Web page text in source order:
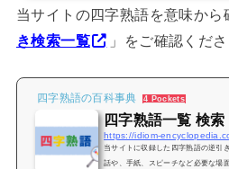
覧ください。二字熟語から座右の銘
一覧】二字熟語ランキング１００を
当サイトの四字熟語を意味か
き検索一覧
」をご確認くださ
四字熟語の百科事典 4 Pockets
四字熟語一覧 検索
https://idiom-
当サイトに収録した四字熟語の逆引
話や、手紙、スピーチなど必要な場